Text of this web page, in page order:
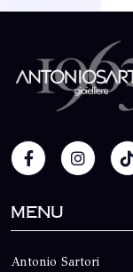
Menu
Antonio Sartori